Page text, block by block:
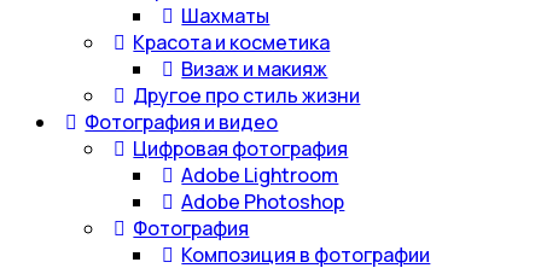
Шахматы
Красота и косметика
Визаж и макияж
Другое про стиль жизни
Фотография и видео
Цифровая фотография
Adobe Lightroom
Adobe Photoshop
Фотография
Композиция в фотографии